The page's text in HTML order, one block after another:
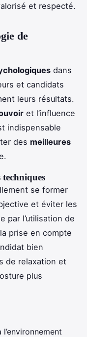
et respecté.
de
dans
et candidats
leurs résultats.
et l’influence
indispensable
des meilleures
se former
et éviter les
par l’utilisation de
prise en compte
bien
de relaxation et
plus